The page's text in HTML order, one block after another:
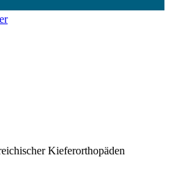
Kieferorthopäden